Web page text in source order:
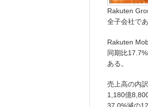
Rakuten
全子会社で
Rakuten
同期比
ある。
売上高の内
1,180億